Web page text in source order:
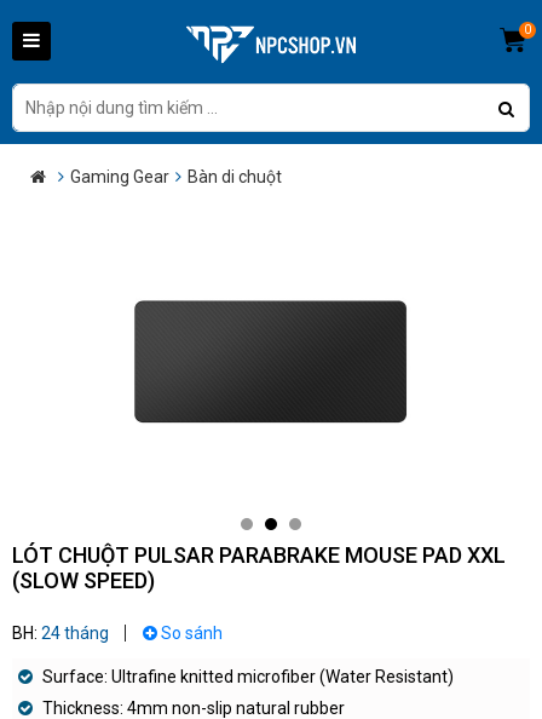
0
Gaming Gear Bàn di chuột
LÓT CHUỘT PULSAR PARABRAKE MOUSE PAD XXL
(SLOW SPEED)
BH: 24 tháng So sánh
Surface: Ultrafine knitted microfiber (Water Resistant)
Thickness: 4mm non-slip natural rubber